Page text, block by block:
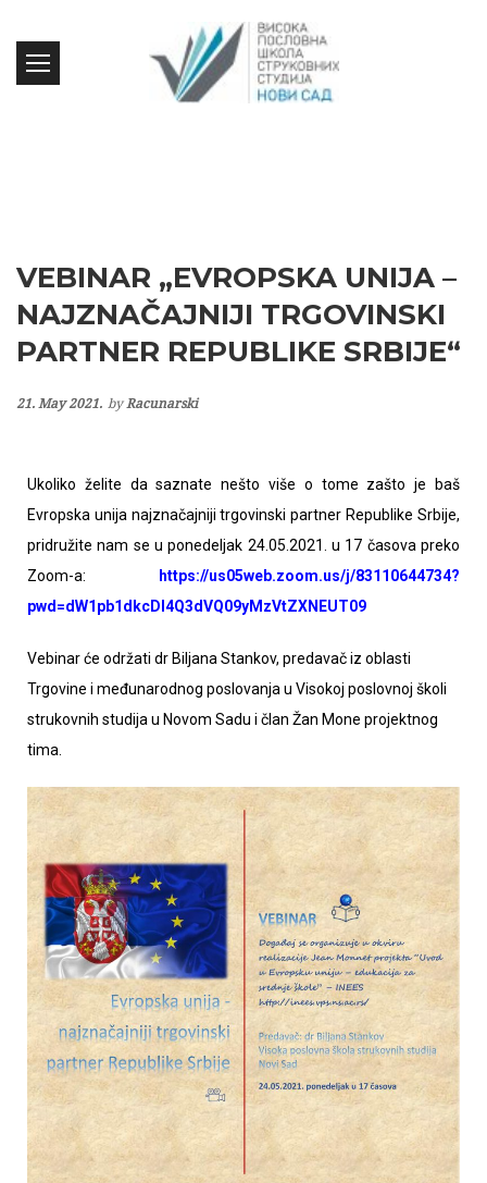
VEBINAR „EVROPSKA UNIJA –
NAJZNAČAJNIJI TRGOVINSKI
PARTNER REPUBLIKE SRBIJE“
21. May 2021. byRacunarski
Ukoliko želite da saznate nešto više o tome zašto je baš
Evropska unija najznačajniji trgovinski partner Republike Srbije,
pridružite nam se u ponedeljak 24.05.2021. u 17 časova preko
Zoom-a:
https://us05web.zoom.us/j/83110644734?
pwd=dW1pb1dkcDl4Q3dVQ09yMzVtZXNEUT09
Vebinar će održati dr Biljana Stankov, predavač iz oblasti
Trgovine i međunarodnog poslovanja u Visokoj poslovnoj školi
strukovnih studija u Novom Sadu i član Žan Mone projektnog
tima.